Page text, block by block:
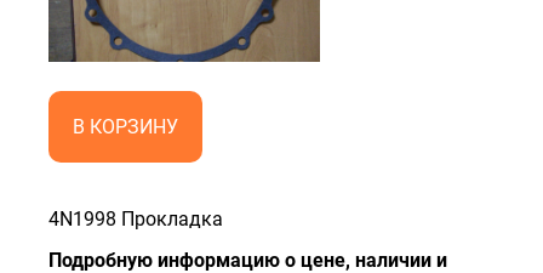
В КОРЗИНУ
4N1998 Прокладка
Подробную информацию о цене, наличии и